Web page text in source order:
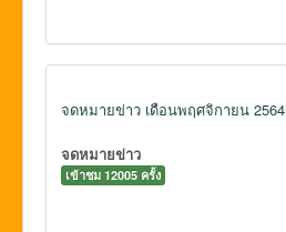
จดหมายข่าว เดือนพฤศจิกายน 2564
จดหมายข่าว
เข้าชม 12005 ครั้ง